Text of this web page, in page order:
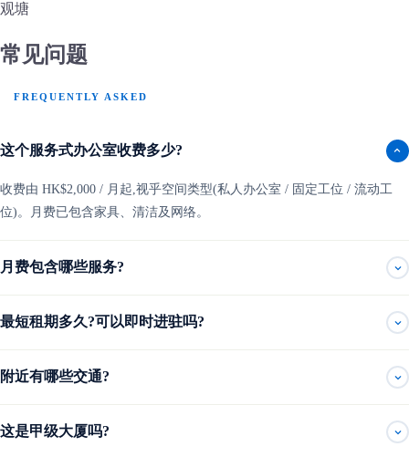
观塘
常见问题
FREQUENTLY ASKED
这个服务式办公室收费多少?
收费由 HK$2,000 / 月起,视乎空间类型(私人办公室 / 固定工位 / 流动工
位)。月费已包含家具、清洁及网络。
月费包含哪些服务?
最短租期多久?可以即时进驻吗?
附近有哪些交通?
这是甲级大厦吗?